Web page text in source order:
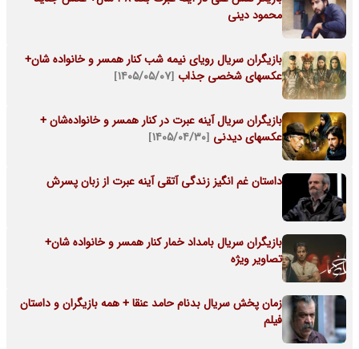
محمود دینی
بازیگران سریال رویای نیمه شب کنار همسر و خانواده شان+
عکسهای شخصی جذاب [۱۴۰۵/۰۵/۰۷]
بازیگران سریال آینه عبرت در کنار همسر و خانواده‌شان +
عکسهای دیدنی [۱۴۰۵/۰۴/۳۰]
داستان غم انگیز زندگی آتقی آینه عبرت از زبان پسرش
بازیگران سریال بامداد خمار کنار همسر و خانواده شان+
تصاویر ویژه
زمان پخش سریال بدنام حامد عنقا + همه بازیگران و داستان
فیلم